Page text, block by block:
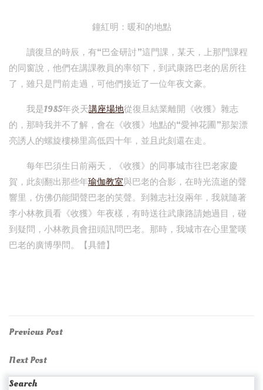
鐘紅明：暖和的地點
讀復旦的時辰，有“巴金研討”這門課，某天，上那門課程
的同窗說，他們在講課教員的率領下，到武康路巴老的居所往
了，雖只是門前走過，可他們接近了一位年夜文豪。
我是1985年炎天講座場地從復旦結業離開《收獲》雜志
的，那時我并不了解，會在《收獲》地點的“愛神花圃”那架漂
亮誘人的螺旋樓梯里高低四十年，並且此刻還在走。
每年巴須生日前兩天，《收獲》的同事城市往巴老家慶
賀，此刻翻出那些年瑜伽教室與巴老的合影，在時光流逝的聲
響里，仿佛仍能聞聲巴老的笑聲。到雜志社沒兩年，我就隨著
李小林教員看《收獲》年夜樣，有時送往武康路請她過目，碰
到疑問，小林教員會扭頭訊問巴老。那時，我城市在心里驚嘆
巴老的廣博學問。【具體】
Post
navigation
Previous
Previous Post
Next
Post
Next Post
Search